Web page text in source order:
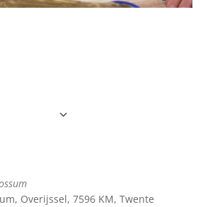
Overijssel, 7596 KM, Twente